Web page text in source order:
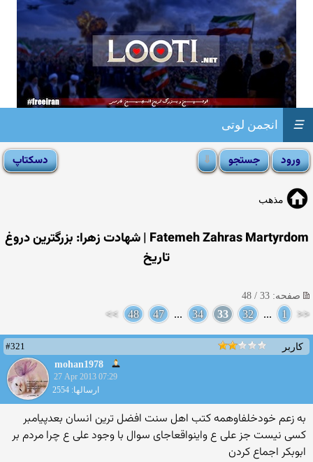
انجمن لوتی ☰
مذهب
Fatemeh Zahras Martyrdom | شهادت زهرا: بزرگترین دروغ
تاریخ
صفحه: 33 / 48
<<
1
...
32
33
34
...
47
48
>>
کاربر
#321
mohan1978
27 Apr 2013 07:29
ارسالها: 2554
به زعم خودخلفاوهمه کتب اهل سنت افضل ترین انسان بعدپیامبر
کسی نیست جز علی ع واینواقعاجای سوال با وجود علی ع چرا مردم بر
ابوبکر اجماع کردن